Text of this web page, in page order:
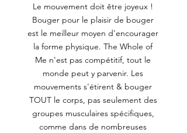
Le mouvement doit être joyeux !
Bouger pour le plaisir de bouger
est le meilleur moyen d'encourager
la forme physique. The Whole of
Me n'est pas compétitif, tout le
monde peut y parvenir. Les
mouvements s'étirent & bouger
TOUT le corps, pas seulement des
groupes musculaires spécifiques,
comme dans de nombreuses